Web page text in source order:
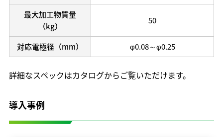
最大加工物質量
（kg）
50
対応電極径（mm） φ0.08～φ0.25
詳細なスペックはカタログからご覧いただけます。
導入事例